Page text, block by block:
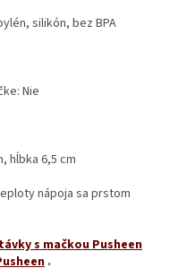
silikón, bez BPA
Nie
hĺbka 6,5 cm
nápoja sa prstom
s mačkou Pusheen
.